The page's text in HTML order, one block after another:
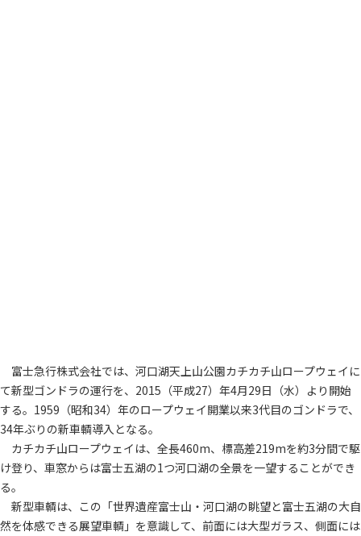
富士急行株式会社では、河口湖天上山公園カチカチ山ロープウェイに
て新型ゴンドラの運行を、2015（平成27）年4月29日（水）より開始
する。1959（昭和34）年のロープウェイ開業以来3代目のゴンドラで、
34年ぶりの新車輌導入となる。
カチカチ山ロープウェイは、全長460m、標高差219mを約3分間で駆
け登り、車窓からは富士五湖の1つ河口湖の全景を一望することができ
る。
新型車輌は、この「世界遺産富士山・河口湖の眺望と富士五湖の大自
然を体感できる展望車輌」を意識して、前面には大型ガラス、側面には